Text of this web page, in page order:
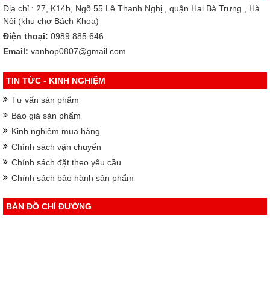
Địa chỉ : 27, K14b, Ngõ 55 Lê Thanh Nghị , quận Hai Bà Trưng , Hà
Nội (khu chợ Bách Khoa)
Điện thoại: 0989.885.646
Email: vanhop0807@gmail.com
TIN TỨC - KINH NGHIỆM
Tư vấn sản phẩm
Báo giá sản phẩm
Kinh nghiệm mua hàng
Chính sách vận chuyển
Chính sách đặt theo yêu cầu
Chính sách bảo hành sản phẩm
BẢN ĐỒ CHỈ ĐƯỜNG